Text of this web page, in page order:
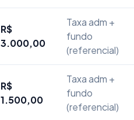
R$
3.000,00
Taxa adm +
fundo
(referencial)
R$
1.500,00
Taxa adm +
fundo
(referencial)